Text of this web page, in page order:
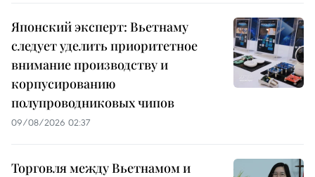
Японский эксперт: Вьетнаму
следует уделить приоритетное
внимание производству и
корпусированию
полупроводниковых чипов
09/08/2026 02:37
Торговля между Вьетнамом и